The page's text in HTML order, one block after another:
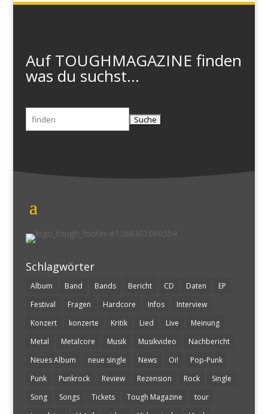
Auf TOUGHMAGAZINE finden
was du suchst...
Suchen
nach:
Schlagwörter
Album Band Bands Bericht CD Daten
EP
Festival
Fragen Hardcore Infos
Interview
Konzert
konzerte Kritik Lied Live
Meinung
Metal
Metalcore Musik Musikvideo
Nachbericht
Neues Album
neue single News Oi!
Pop-Punk
Punk
Punkrock Review Rezension Rock
Single
Song
Songs Tickets Tough Magazine
tour